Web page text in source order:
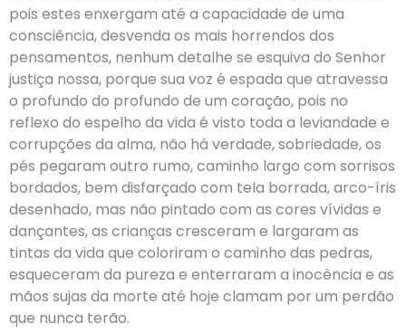
pois estes enxergam até a capacidade de uma
consciência, desvenda os mais horrendos dos
pensamentos, nenhum detalhe se esquiva do Senhor
justiça nossa, porque sua voz é espada que atravessa
o profundo do profundo de um coração, pois no
reflexo do espelho da vida é visto toda a leviandade e
corrupções da alma, não há verdade, sobriedade, os
pés pegaram outro rumo, caminho largo com sorrisos
bordados, bem disfarçado com tela borrada, arco-íris
desenhado, mas não pintado com as cores vívidas e
dançantes, as crianças cresceram e largaram as
tintas da vida que coloriram o caminho das pedras,
esqueceram da pureza e enterraram a inocência e as
mãos sujas da morte até hoje clamam por um perdão
que nunca terão.